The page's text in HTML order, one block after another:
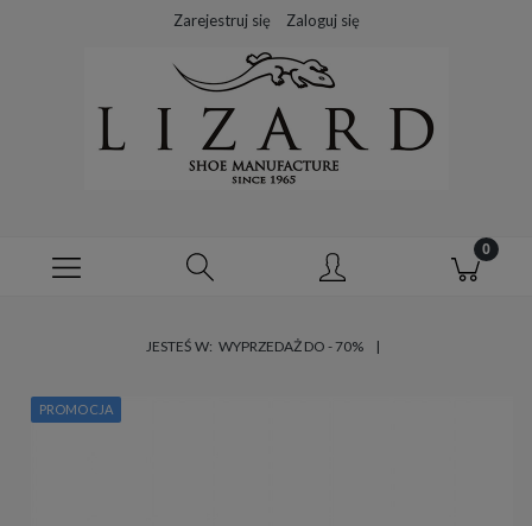
Zarejestruj się Zaloguj się
JESTEŚ W: WYPRZEDAŻ DO - 70%
PROMOCJA